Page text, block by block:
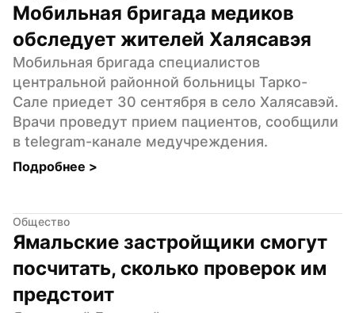
Мобильная бригада медиков
обследует жителей Халясавэя
Мобильная бригада специалистов
центральной районной больницы Тарко-
Сале приедет 30 сентября в село Халясавэй.
Врачи проведут прием пациентов, сообщили
в telegram-канале медучреждения.
Подробнее >
Общество
Ямальские застройщики смогут
посчитать, сколько проверок им
предстоит